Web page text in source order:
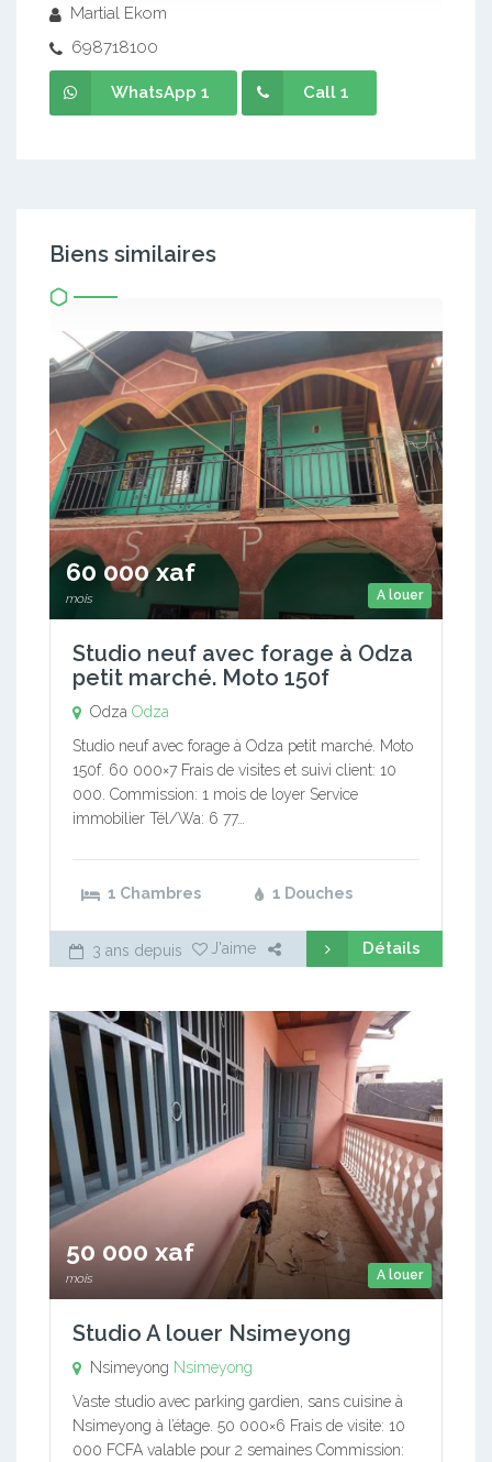
Martial Ekom
698718100
WhatsApp 1 Call 1
Biens similaires
A louer
60 000 xaf
mois
Studio neuf avec forage à Odza
petit marché. Moto 150f
Odza Odza
Studio neuf avec forage à Odza petit marché. Moto
150f. 60 000×7 Frais de visites et suivi client: 10
000. Commission: 1 mois de loyer Service
immobilier Tél/Wa: 6 77…
1 Chambres 1 Douches
3 ans depuis J'aime Détails
A louer
50 000 xaf
mois
Studio A louer Nsimeyong
Nsimeyong Nsimeyong
Vaste studio avec parking gardien, sans cuisine à
Nsimeyong à l’étage. 50 000×6 Frais de visite: 10
000 FCFA valable pour 2 semaines Commission: